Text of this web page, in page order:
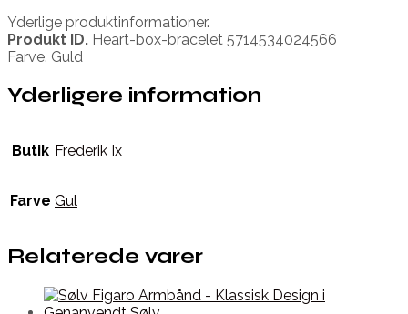
Yderlige produktinformationer.
Produkt ID. Heart-box-bracelet 5714534024566
Farve. Guld
Yderligere information
Butik Frederik Ix
Farve Gul
Relaterede varer